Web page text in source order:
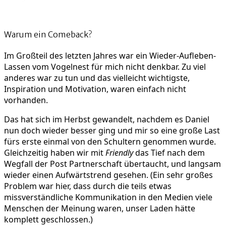
Warum ein Comeback?
Im Großteil des letzten Jahres war ein Wieder-Aufleben-
Lassen vom Vogelnest für mich nicht denkbar. Zu viel
anderes war zu tun und das vielleicht wichtigste,
Inspiration und Motivation, waren einfach nicht
vorhanden.
Das hat sich im Herbst gewandelt, nachdem es Daniel
nun doch wieder besser ging und mir so eine große Last
fürs erste einmal von den Schultern genommen wurde.
Gleichzeitig haben wir mitFriendlydas Tief nach dem
Wegfall der Post Partnerschaft übertaucht, und langsam
wieder einen Aufwärtstrend gesehen. (Ein sehr großes
Problem war hier, dass durch die teils etwas
missverständliche Kommunikation in den Medien viele
Menschen der Meinung waren, unser Laden hätte
komplett geschlossen.)